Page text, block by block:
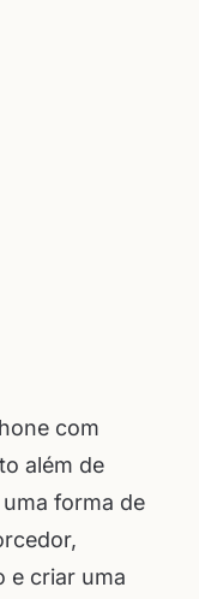
com
além de
forma de
e criar uma